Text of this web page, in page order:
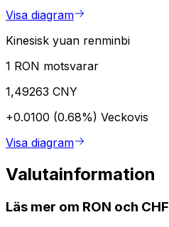
Visa diagram
Kinesisk yuan renminbi
1 RON motsvarar
1,49263 CNY
+0.0100 (0.68%) Veckovis
Visa diagram
Valutainformation
Läs mer om RON och CHF